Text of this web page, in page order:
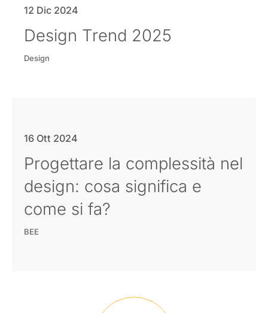
12 Dic 2024
Design Trend 2025
Design
16 Ott 2024
Progettare la complessità nel
design: cosa significa e
come si fa?
BEE